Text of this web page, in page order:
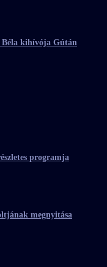
Béla kihívója Gútán
programja
megnyitása